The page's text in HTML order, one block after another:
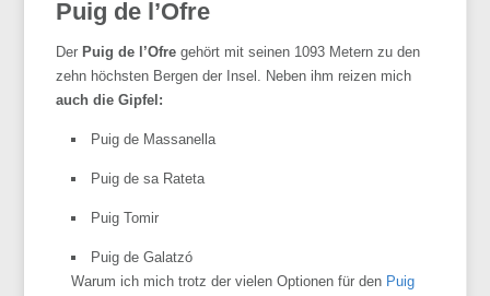
Puig de l’Ofre
Der Puig de l’Ofre gehört mit seinen 1093 Metern zu den
zehn höchsten Bergen der Insel. Neben ihm reizen mich
auch die Gipfel:
Puig de Massanella
Puig de sa Rateta
Puig Tomir
Puig de Galatzó
Warum ich mich trotz der vielen Optionen für den Puig